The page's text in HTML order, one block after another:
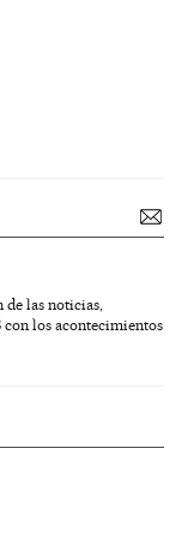
de las noticias,
con los acontecimientos